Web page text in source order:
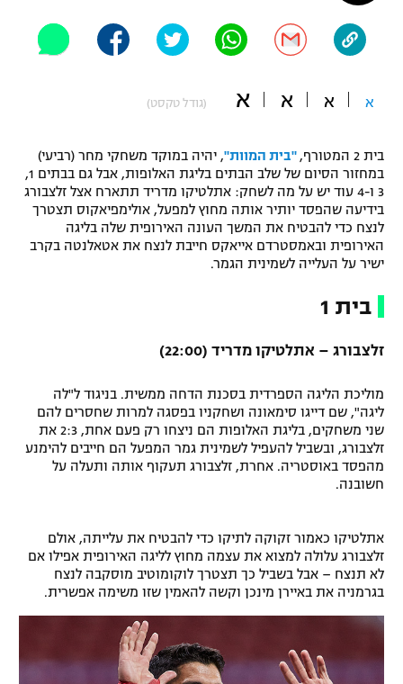
משתתפים וזוכים בפרסים
תקנון עבור פעילות ספורט 1 – "מרלן"
טניס
גיימינג E-Sports
תנאי שימוש
הצטרפות לחבילת הערוצים
לוח דרושים – ג'ובנט
המגזין
ספורט מוטורי
בייסבול MLB
ספורט אתגרי ואקסטרים
אומנויות לחימה
א א א א (גודל טקסט)
בית 2 המטורף, "בית המוות", יהיה במוקד משחקי מחר (רביעי)
במחזור הסיום של שלב הבתים בליגת האלופות, אבל גם בבתים 1,
3 ו-4 עוד יש על מה לשחק: אתלטיקו מדריד תתארח אצל זלצבורג
בידיעה שהפסד יותיר אותה מחוץ למפעל, אולימפיאקוס תצטרך
לנצח כדי להבטיח את המשך העונה האירופית שלה בליגה
האירופית ובאמסטרדם אייאקס חייבת לנצח את אטאלנטה בקרב
ישיר על העלייה לשמינית הגמר.
בית 1
זלצבורג – אתלטיקו מדריד (22:00)
מוליכת הליגה הספרדית בסכנת הדחה ממשית. בניגוד ל"לה
ליגה", שם דייגו סימאונה ושחקניו בפסגה למרות שחסרים להם
שני משחקים, בליגת האלופות הם ניצחו רק פעם אחת, 2:3 את
זלצבורג, ובשביל להעפיל לשמינית גמר המפעל הם חייבים להימנע
מהפסד באוסטריה. אחרת, זלצבורג תעקוף אותה ותעלה על
חשובנה.
אתלטיקו כאמור זקוקה לתיקו כדי להבטיח את עלייתה, אולם
זלצבורג עלולה למצוא את עצמה מחוץ לליגה האירופית אפילו אם
לא תנצח – אבל בשביל כך תצטרך לוקומוטיב מוסקבה לנצח
בגרמניה את באיירן מינכן וקשה להאמין שזו משימה אפשרית.